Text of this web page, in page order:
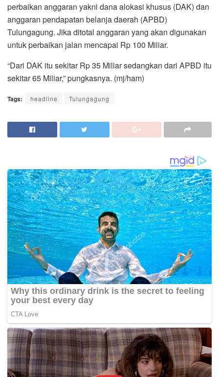
perbaikan anggaran yakni dana alokasi khusus (DAK) dan
anggaran pendapatan belanja daerah (APBD)
Tulungagung. Jika ditotal anggaran yang akan digunakan
untuk perbaikan jalan mencapai Rp 100 Miliar.
“Dari DAK itu sekitar Rp 35 Miliar sedangkan dari APBD itu
sekitar 65 Miliar,” pungkasnya. (mj/ham)
Tags: headline Tulungagung